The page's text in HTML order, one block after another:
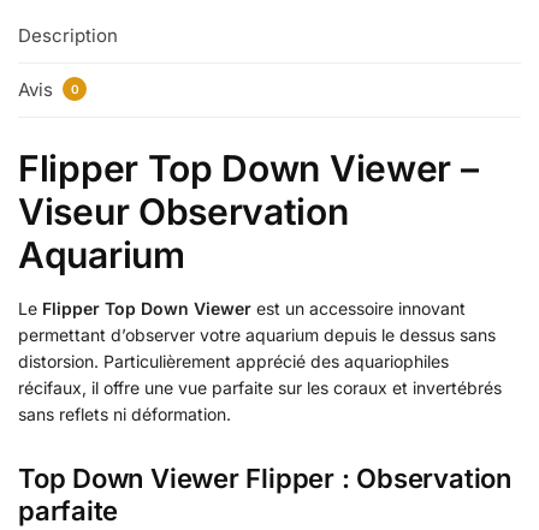
Description
Avis 0
Flipper Top Down Viewer –
Viseur Observation
Aquarium
Le Flipper Top Down Viewer est un accessoire innovant
permettant d’observer votre aquarium depuis le dessus sans
distorsion. Particulièrement apprécié des aquariophiles
récifaux, il offre une vue parfaite sur les coraux et invertébrés
sans reflets ni déformation.
Top Down Viewer Flipper : Observation
parfaite